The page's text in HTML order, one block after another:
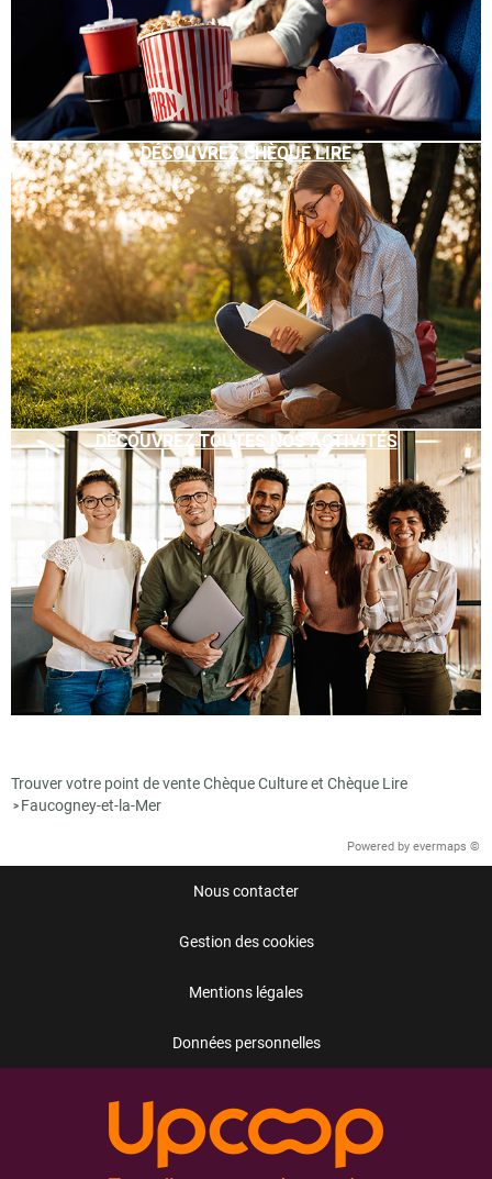
DÉCOUVREZ CHÈQUE LIRE
DÉCOUVREZ TOUTES NOS ACTIVITÉS
Trouver votre point de vente Chèque Culture et Chèque Lire
> Faucogney-et-la-Mer
Powered by evermaps ©
Nous contacter
Gestion des cookies
Mentions légales
Données personnelles